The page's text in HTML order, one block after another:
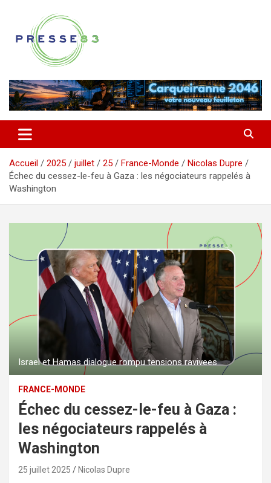
contenu
Presse 83
Accueil 2025 juillet 25 France-Monde
Nicolas Dupre
Échec du cessez-le-feu à Gaza : les négociateurs rappelés à
Washington
Israel et Hamas dialogue rompu tensions ravivees
FRANCE-MONDE
Échec du cessez-le-feu à Gaza :
les négociateurs rappelés à
Washington
25 juillet 2025 Nicolas Dupre